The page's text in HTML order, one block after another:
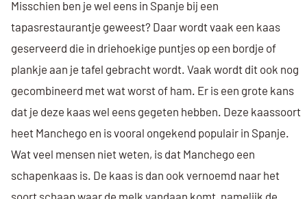
Misschien ben je wel eens in Spanje bij een
tapasrestaurantje geweest? Daar wordt vaak een kaas
geserveerd die in driehoekige puntjes op een bordje of
plankje aan je tafel gebracht wordt. Vaak wordt dit ook nog
gecombineerd met wat worst of ham. Er is een grote kans
dat je deze kaas wel eens gegeten hebben. Deze kaassoort
heet Manchego en is vooral ongekend populair in Spanje.
Wat veel mensen niet weten, is dat Manchego een
schapenkaas is. De kaas is dan ook vernoemd naar het